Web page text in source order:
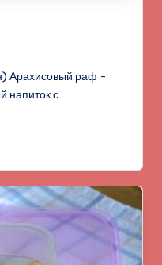
Арахисовый раф -
напиток с